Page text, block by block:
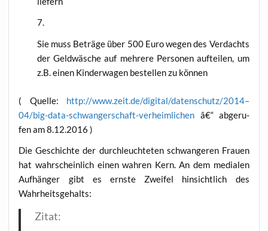
Sie muss Beträ­ge über 500 Euro wegen des Ver­dachts
der Geld­wä­sche auf meh­re­re Per­so­nen auf­tei­len, um
z.B. einen Kin­der­wa­gen bestel­len zu können
( Quel­le: http://www.zeit.de/digital/datenschutz/2014–
04/big-data-schwangerschaft-verheimlichen â€“ abge­ru­
fen am 8.12.2016 )
Die Geschich­te der durch­leuch­te­ten schwan­ge­ren Frau­en
hat wahr­schein­lich einen wah­ren Kern. An dem media­len
Auf­hän­ger gibt es erns­te Zwei­fel hin­sicht­lich des
Wahrheitsgehalts:
Zitat: